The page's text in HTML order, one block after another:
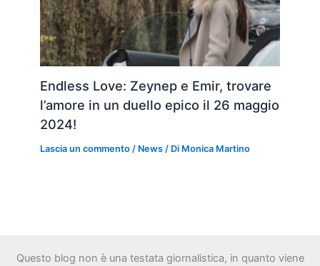
Endless Love: Zeynep e Emir, trovare
l’amore in un duello epico il 26 maggio
2024!
Lascia un commento / News / Di Monica Martino
Questo blog non è una testata giornalistica, in quanto viene